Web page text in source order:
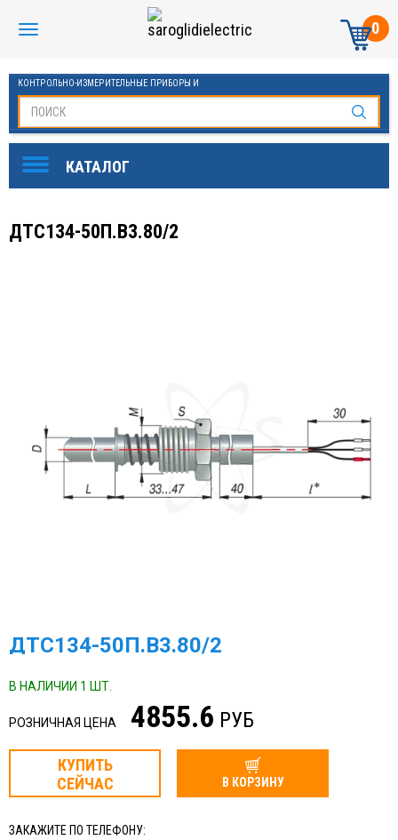
0
КОНТРОЛЬНО-ИЗМЕРИТЕЛЬНЫЕ ПРИБОРЫ И
ДТС134-50П.В3.80/2
ДТС134-50П.В3.80/2
В НАЛИЧИИ 1 ШТ.
РОЗНИЧНАЯ ЦЕНА 4855.6 РУБ
КУПИТЬ
СЕЙЧАС
В КОРЗИНУ
ЗАКАЖИТЕ ПО ТЕЛЕФОНУ: